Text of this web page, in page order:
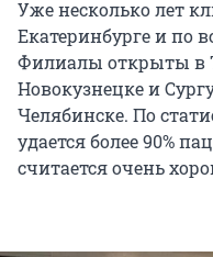
Уже несколько лет
Екатеринбурге и по
Филиалы открыты в
Новокузнецке и
Челябинске. По
удается более 90%
считается очень